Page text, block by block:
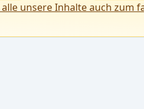
unsere Inhalte auch zum